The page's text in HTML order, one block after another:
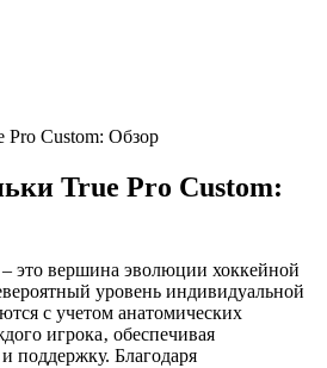
Pro Custom: Обзор
True Pro Custom:
это вершина эволюции хоккейной
уровень индивидуальной
с учетом анатомических
игрока‚ обеспечивая
поддержку. Благодаря